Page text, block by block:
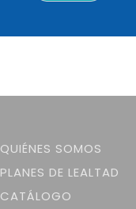
QUIÉNES SOMOS
PLANES DE LEALTAD
CATÁLOGO